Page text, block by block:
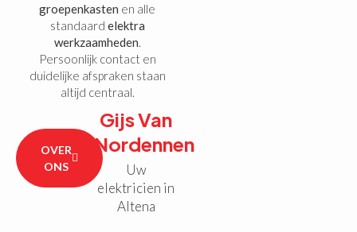
groepenkasten en alle
standaard elektra
werkzaamheden.
Persoonlijk contact en
duidelijke afspraken staan
altijd centraal.
OVER
ONS
Gijs Van
Nordennen
Uw
elektricien in
Altena